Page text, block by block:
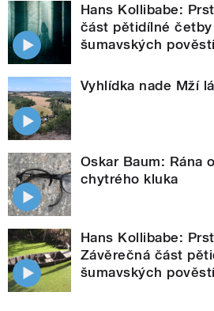
Hans Kollibabe:
část pětidílné
šumavských
Vyhlídka nade Mží
Oskar Baum: Rána
chytrého kluka
Hans Kollibabe:
Závěrečná část
šumavských